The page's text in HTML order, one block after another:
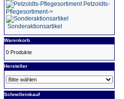
Petzoldts-
Pflegesortiment->
Sonderaktionsartikel
Warenkorb
0 Produkte
Hersteller
Schnelleinkauf